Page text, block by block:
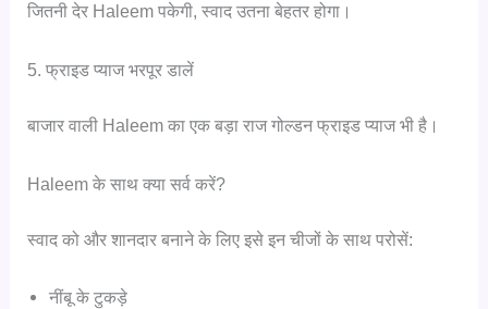
जितनी देर Haleem पकेगी, स्वाद उतना बेहतर होगा।
5. फ्राइड प्याज भरपूर डालें
बाजार वाली Haleem का एक बड़ा राज गोल्डन फ्राइड प्याज भी है।
Haleem के साथ क्या सर्व करें?
स्वाद को और शानदार बनाने के लिए इसे इन चीजों के साथ परोसें:
नींबू के टुकड़े